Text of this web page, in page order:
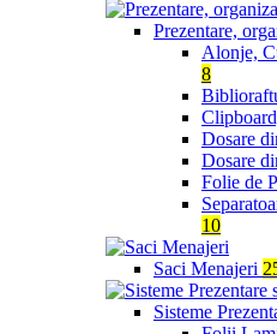
Prezentare,
Alonje,
8
Dosare
Dosare
Folie de
10
Saci Menajeri
Sisteme